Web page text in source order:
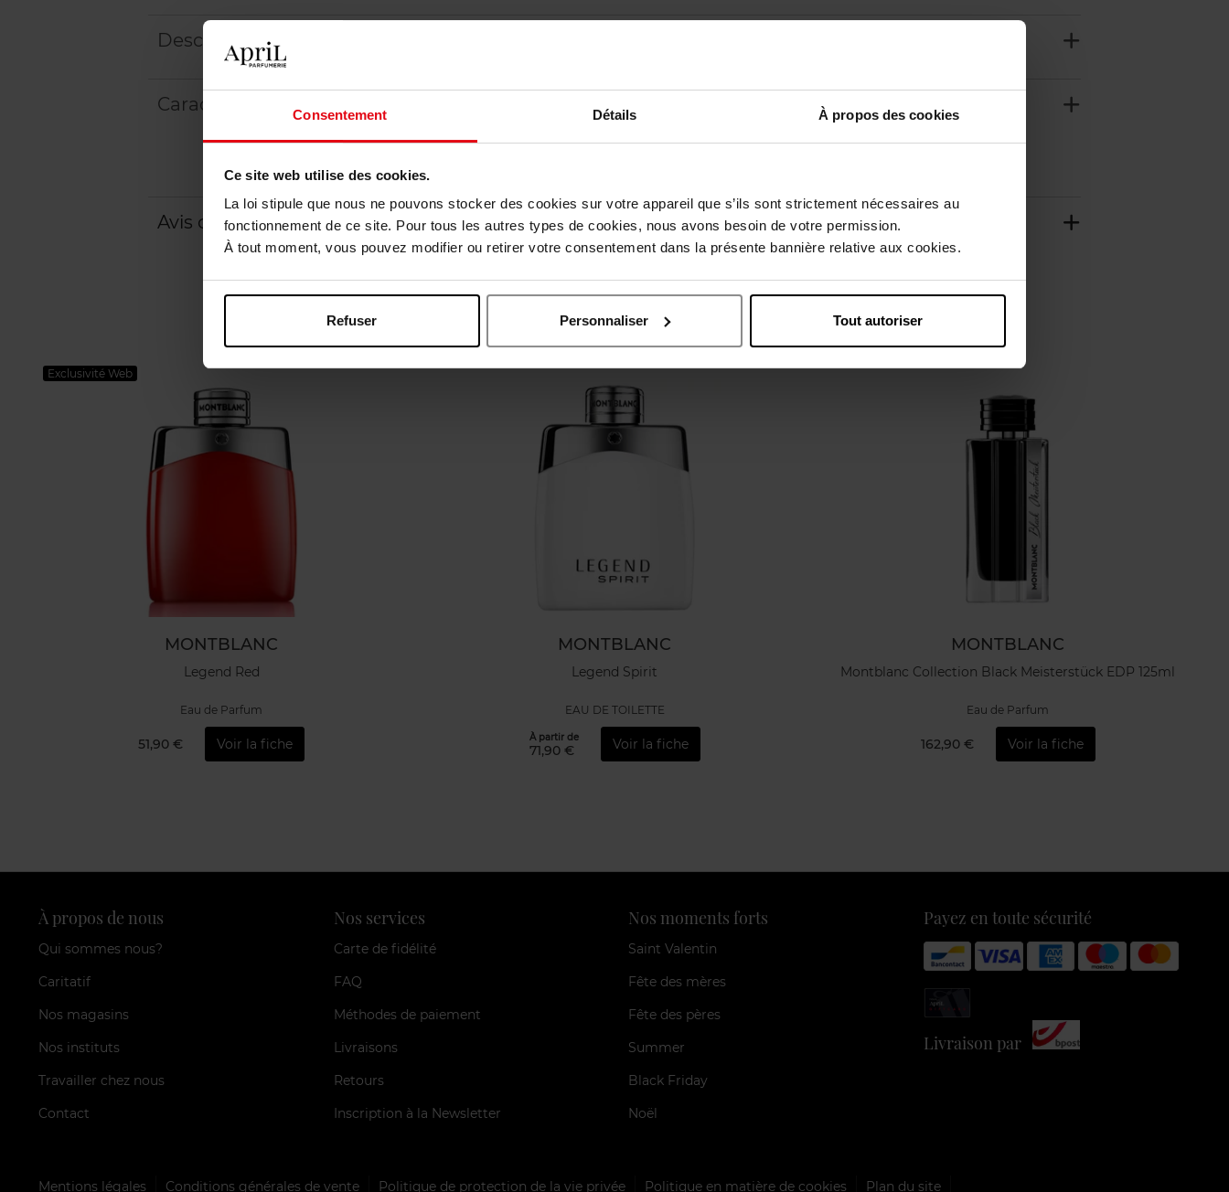
Consentement Détails À propos des cookies
Ce site web utilise des cookies.
La loi stipule que nous ne pouvons stocker des cookies sur votre appareil que s’ils sont strictement nécessaires au
fonctionnement de ce site. Pour tous les autres types de cookies, nous avons besoin de votre permission.
À tout moment, vous pouvez modifier ou retirer votre consentement dans la présente bannière relative aux cookies.
Refuser Personnaliser Tout autoriser
Description
Caractéristiques
Avis client
Oublié quelque chose ?
Exclusivité Web
MONTBLANC
Legend Red
Eau de Parfum
51,90 € Voir la fiche
MONTBLANC
Legend Spirit
EAU DE TOILETTE
À partir de
71,90 € Voir la fiche
MONTBLANC
Montblanc Collection Black Meisterstück EDP 125ml
Eau de Parfum
162,90 € Voir la fiche
À propos de nous
Qui sommes nous?
Caritatif
Nos magasins
Nos instituts
Travailler chez nous
Contact
Nos services
Carte de fidélité
FAQ
Méthodes de paiement
Livraisons
Retours
Inscription à la Newsletter
Nos moments forts
Saint Valentin
Fête des mères
Fête des pères
Summer
Black Friday
Noël
Payez en toute sécurité
Livraison par
Mentions légales Conditions générales de vente Politique de protection de la vie privée Politique en matière de cookies Plan du site